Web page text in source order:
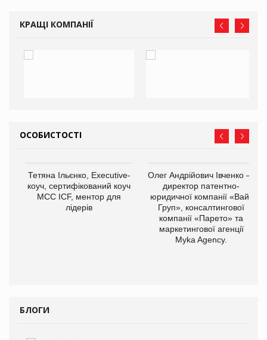
КРАЩІ КОМПАНІЇ
ОСОБИСТОСТІ
Тетяна Ільєнко, Executive-
коуч, сертифікований коуч
МСС ICF, ментор для
лідерів
Олег Андрійович Івченко —
директор патентно-
юридичної компанії «Вайз
Груп», консалтингової
компанії «Парето» та
маркетингової агенції
Myka Agency.
БЛОГИ